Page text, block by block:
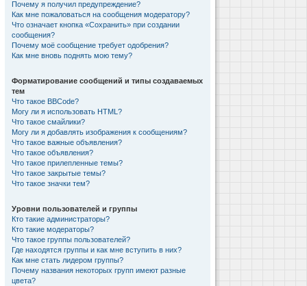
Почему я получил предупреждение?
Как мне пожаловаться на сообщения модератору?
Что означает кнопка «Сохранить» при создании
сообщения?
Почему моё сообщение требует одобрения?
Как мне вновь поднять мою тему?
Форматирование сообщений и типы создаваемых
тем
Что такое BBCode?
Могу ли я использовать HTML?
Что такое смайлики?
Могу ли я добавлять изображения к сообщениям?
Что такое важные объявления?
Что такое объявления?
Что такое прилепленные темы?
Что такое закрытые темы?
Что такое значки тем?
Уровни пользователей и группы
Кто такие администраторы?
Кто такие модераторы?
Что такое группы пользователей?
Где находятся группы и как мне вступить в них?
Как мне стать лидером группы?
Почему названия некоторых групп имеют разные
цвета?